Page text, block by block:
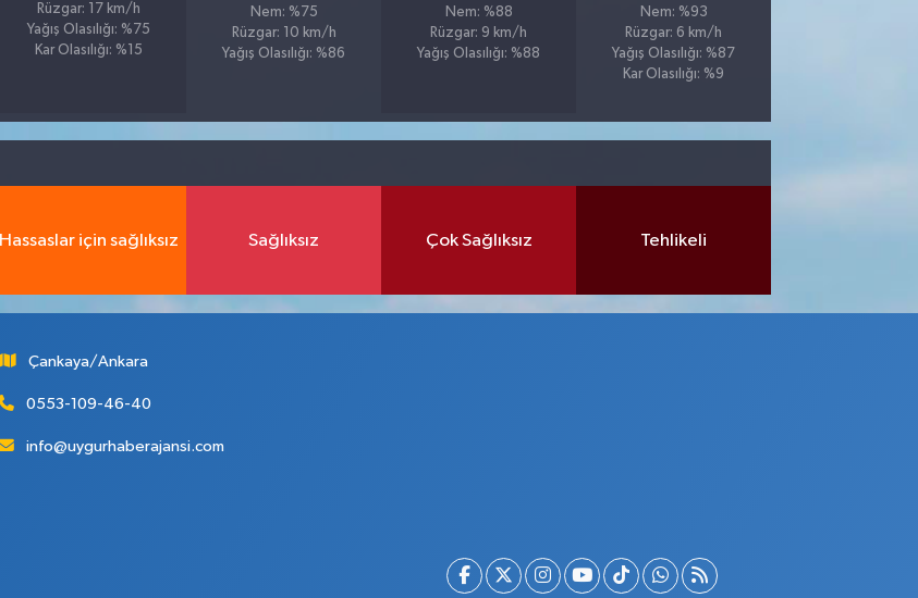
Rüzgar: 17 km/h
Yağış Olasılığı: %75
Kar Olasılığı: %15
Nem: %75
Rüzgar: 10 km/h
Yağış Olasılığı: %86
Nem: %88
Rüzgar: 9 km/h
Yağış Olasılığı: %88
Nem: %93
Rüzgar: 6 km/h
Yağış Olasılığı: %87
Kar Olasılığı: %9
Hassaslar için sağlıksız Sağlıksız Çok Sağlıksız Tehlikeli
Çankaya/Ankara
0553-109-46-40
info@uygurhaberajansi.com